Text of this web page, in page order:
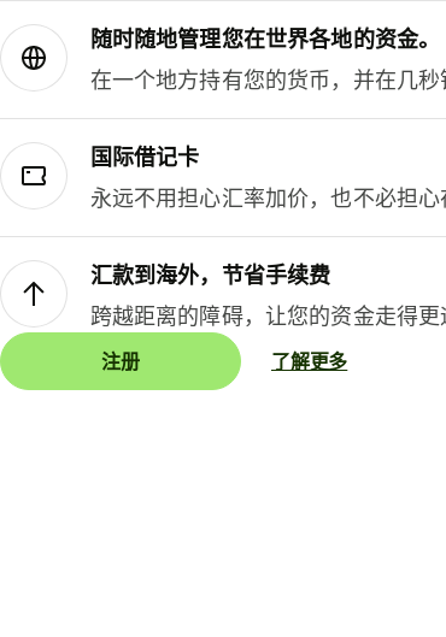
随时随地管理您在世界各地的资金。
在一个地方持有您的货币，并在几秒
国际借记卡
永远不用担心汇率加价，也不必担
汇款到海外，节省手续费
跨越距离的障碍，让您的资金走得更
注册 了解更多